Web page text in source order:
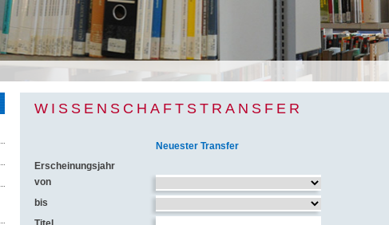
WISSENSCHAFTSTRANSFER
Neuester Transfer
Erscheinungsjahr
von
bis